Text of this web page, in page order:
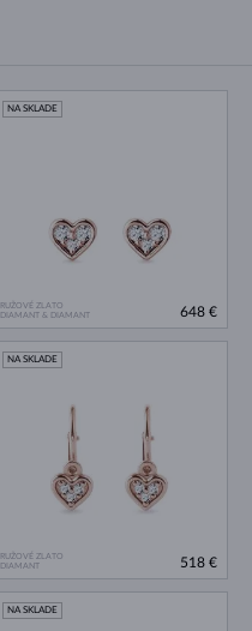
RUŽOVÉ ZLATO
DIAMANT & DIAMANT
NA SKLADE
648 €
RUŽOVÉ ZLATO
DIAMANT
NA SKLADE
518 €
NA SKLADE